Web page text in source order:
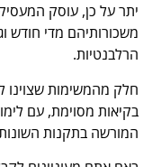
יתר על כן, עוסק
משכורותיהם מדי חודש
הרלבנטיות.
חלק מהמשימות שצוינו
בקיאות מסוימת, עם
המורשה בתקנות